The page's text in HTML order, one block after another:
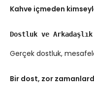
Kahve içmeden
Dostluk ve
Gerçek dostluk,
Bir dost, zor